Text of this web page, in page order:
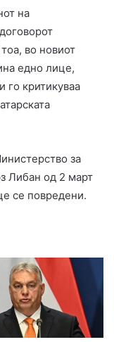
на
во новиот
едно лице,
го критикуваа
за
Либан од 2 март
се повредени.